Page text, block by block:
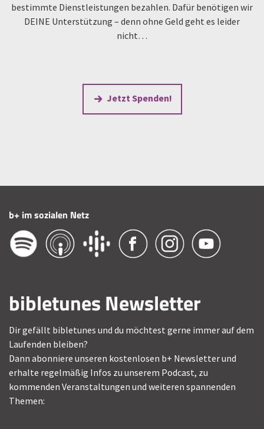
bestimmte Dienstleistungen bezahlen. Dafür benötigen wir
DEINE Unterstützung – denn ohne Geld geht es leider
nicht…
Jetzt Spenden!
b+ im sozialen Netz
bibletunes Newsletter
Dir gefällt bibletunes und du möchtest gerne immer auf dem
Laufenden bleiben?
Dann abonniere unseren kostenlosen b+ Newsletter und
erhalte regelmäßig Infos zu unserem Podcast, zu
kommenden Veranstaltungen und weiteren spannenden
Themen: